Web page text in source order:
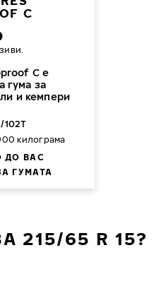
C
C е
гума за
и кемпери
102T
килограма
ДО ВАС
ГУМАТА
215/65 R 15?